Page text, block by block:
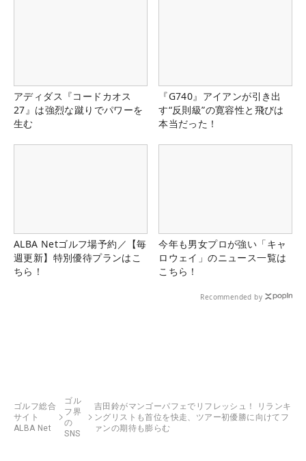
アディダス『コードカオス
27』は強烈な蹴りでパワーを
生む
『G740』アイアンが引き出
す“反則級”の寛容性と飛びは
本当だった！
ALBA Netゴルフ場予約／【毎
週更新】特別優待プランはこ
ちら！
今年も男女プロが強い「キャ
ロウェイ」のニュース一覧は
こちら！
Recommended by
ゴルフ総合
サイト
ALBA Net
ゴル
フ界
の
SNS
吉田鈴がマンゴーパフェでリフレッシュ！ リランキ
ングリストも首位を快走、ツアー初優勝に向けてフ
ァンの期待も膨らむ